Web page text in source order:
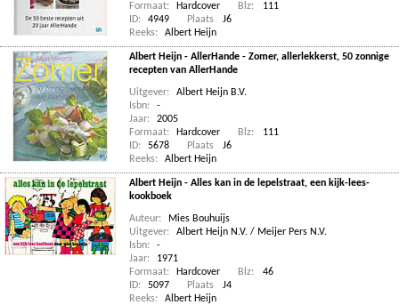
Formaat:
Hardcover Blz:
111
ID:
4949 Plaats
J6
Reeks:
Albert Heijn
Albert Heijn - AllerHande - Zomer, allerlekkerst, 50 zonnige
recepten van AllerHande
Uitgever:
Albert Heijn B.V.
Isbn:
-
Jaar:
2005
Formaat:
Hardcover Blz:
111
ID:
5678 Plaats
J6
Reeks:
Albert Heijn
Albert Heijn - Alles kan in de lepelstraat, een kijk-lees-
kookboek
Auteur:
Mies Bouhuijs
Uitgever:
Albert Heijn N.V. / Meijer Pers N.V.
Isbn:
-
Jaar:
1971
Formaat:
Hardcover Blz:
46
ID:
5097 Plaats
J4
Reeks:
Albert Heijn